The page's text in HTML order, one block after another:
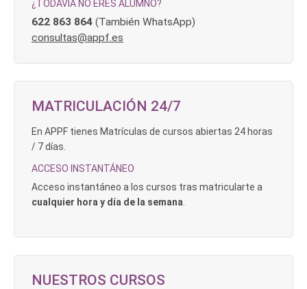
¿TODAVÍA NO ERES ALUMNO?
622 863 864 (También WhatsApp)
consultas@appf.es
MATRICULACIÓN 24/7
En APPF tienes Matrículas de cursos abiertas 24 horas
/ 7 días.
ACCESO INSTANTÁNEO
Acceso instantáneo a los cursos tras matricularte a
cualquier hora y día de la semana
NUESTROS CURSOS